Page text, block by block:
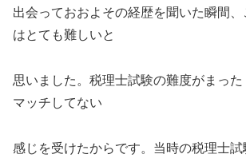
出会っておおよその経歴を聞いた瞬間
はとても難しいと
思いました。税理士試験の難度がまった
マッチしてない
感じを受けたからです。当時の税理士